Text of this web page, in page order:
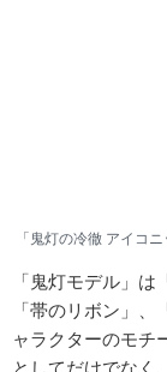
「鬼灯の冷徹 アイコ
「鬼灯モデル」
「帯のリボン」
ャラクターのモチ